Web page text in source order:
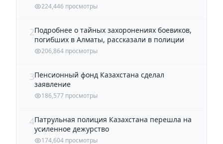
224,446 просмотры
2Подробнее о тайных захоронениях боевиков,
погибших в Алматы, рассказали в полиции
206,864 просмотры
3Пенсионный фонд Казахстана сделал
заявление
186,577 просмотры
4Патрульная полиция Казахстана перешла на
усиленное дежурство
174,604 просмотры